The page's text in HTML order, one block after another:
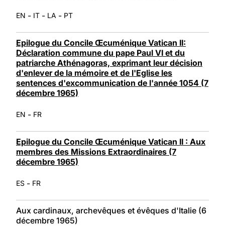
EN - IT - LA - PT
Epilogue du Concile Œcuménique Vatican II:
Déclaration commune du pape Paul VI et du
patriarche Athénagoras, exprimant leur décision
d'enlever de la mémoire et de l'Eglise les
sentences d'excommunication de l'année 1054 (7
décembre 1965)
EN - FR
Epilogue du Concile Œcuménique Vatican II : Aux
membres des Missions Extraordinaires (7
décembre 1965)
ES - FR
Aux cardinaux, archevêques et évêques d'Italie (6
décembre 1965)